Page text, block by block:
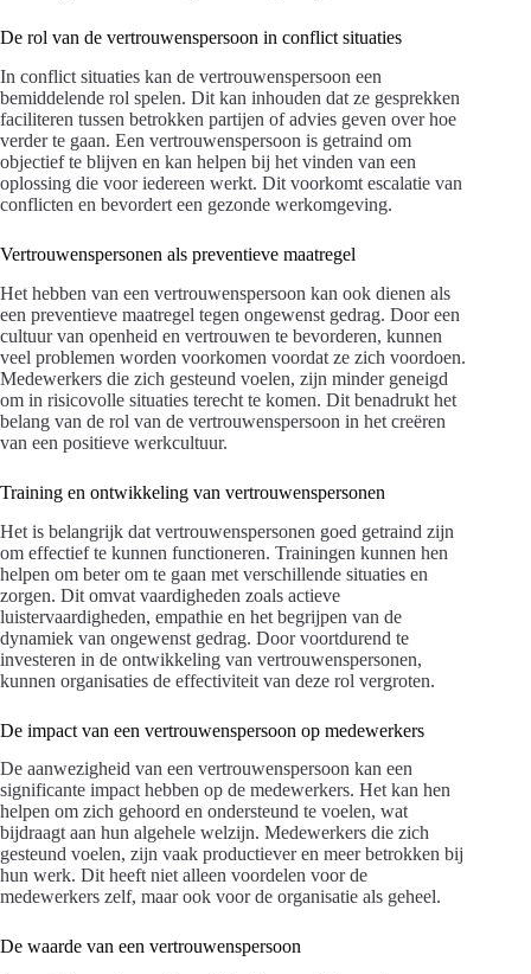
De rol van de vertrouwenspersoon in conflict situaties
In conflict situaties kan de vertrouwenspersoon een
bemiddelende rol spelen. Dit kan inhouden dat ze gesprekken
faciliteren tussen betrokken partijen of advies geven over hoe
verder te gaan. Een vertrouwenspersoon is getraind om
objectief te blijven en kan helpen bij het vinden van een
oplossing die voor iedereen werkt. Dit voorkomt escalatie van
conflicten en bevordert een gezonde werkomgeving.
Vertrouwenspersonen als preventieve maatregel
Het hebben van een vertrouwenspersoon kan ook dienen als
een preventieve maatregel tegen ongewenst gedrag. Door een
cultuur van openheid en vertrouwen te bevorderen, kunnen
veel problemen worden voorkomen voordat ze zich voordoen.
Medewerkers die zich gesteund voelen, zijn minder geneigd
om in risicovolle situaties terecht te komen. Dit benadrukt het
belang van de rol van de vertrouwenspersoon in het creëren
van een positieve werkcultuur.
Training en ontwikkeling van vertrouwenspersonen
Het is belangrijk dat vertrouwenspersonen goed getraind zijn
om effectief te kunnen functioneren. Trainingen kunnen hen
helpen om beter om te gaan met verschillende situaties en
zorgen. Dit omvat vaardigheden zoals actieve
luistervaardigheden, empathie en het begrijpen van de
dynamiek van ongewenst gedrag. Door voortdurend te
investeren in de ontwikkeling van vertrouwenspersonen,
kunnen organisaties de effectiviteit van deze rol vergroten.
De impact van een vertrouwenspersoon op medewerkers
De aanwezigheid van een vertrouwenspersoon kan een
significante impact hebben op de medewerkers. Het kan hen
helpen om zich gehoord en ondersteund te voelen, wat
bijdraagt aan hun algehele welzijn. Medewerkers die zich
gesteund voelen, zijn vaak productiever en meer betrokken bij
hun werk. Dit heeft niet alleen voordelen voor de
medewerkers zelf, maar ook voor de organisatie als geheel.
De waarde van een vertrouwenspersoon